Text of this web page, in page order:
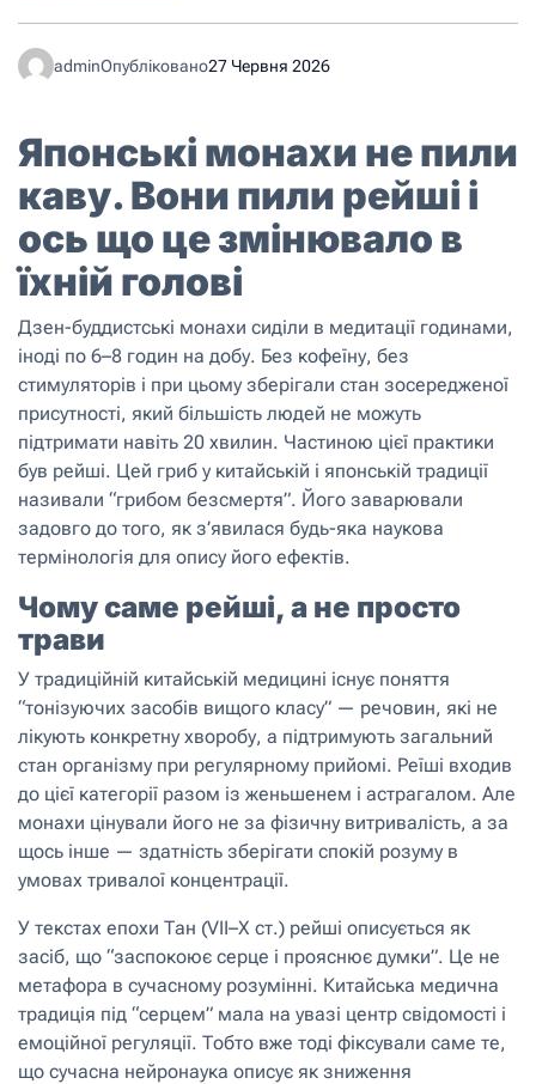
adminОпубліковано27 Червня 2026
Японські монахи не пили
каву. Вони пили рейші і
ось що це змінювало в
їхній голові
Дзен-буддистські монахи сиділи в медитації годинами,
іноді по 6–8 годин на добу. Без кофеїну, без
стимуляторів і при цьому зберігали стан зосередженої
присутності, який більшість людей не можуть
підтримати навіть 20 хвилин. Частиною цієї практики
був рейші. Цей гриб у китайській і японській традиції
називали “грибом безсмертя”. Його заварювали
задовго до того, як з’явилася будь-яка наукова
термінологія для опису його ефектів.
Чому саме рейші, а не просто
трави
У традиційній китайській медицині існує поняття
“тонізуючих засобів вищого класу” — речовин, які не
лікують конкретну хворобу, а підтримують загальний
стан організму при регулярному прийомі. Реїші входив
до цієї категорії разом із женьшенем і астрагалом. Але
монахи цінували його не за фізичну витривалість, а за
щось інше — здатність зберігати спокій розуму в
умовах тривалої концентрації.
У текстах епохи Тан (VII–X ст.) рейші описується як
засіб, що “заспокоює серце і прояснює думки”. Це не
метафора в сучасному розумінні. Китайська медична
традиція під “серцем” мала на увазі центр свідомості і
емоційної регуляції. Тобто вже тоді фіксували саме те,
що сучасна нейронаука описує як зниження